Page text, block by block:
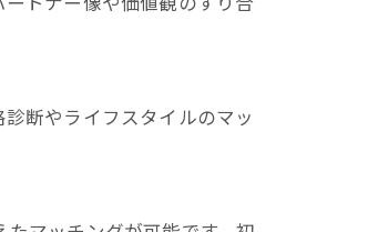
断やライフスタイルのマッ